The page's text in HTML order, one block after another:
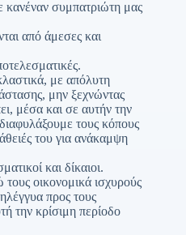
κανέναν συμπατριώτη μας
από άμεσες και
με απόλυτη
μην ξεχνώντας
μέσα και σε αυτήν την
τους κόπους
του για ανάκαμψη
και δίκαιοι.
οικονομικά ισχυρούς
προς τους
την κρίσιμη περίοδο